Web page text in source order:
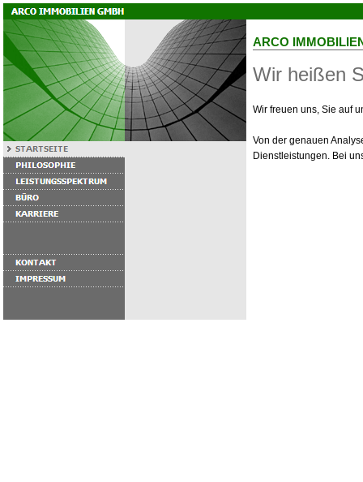
ARCO
Wir heißen
Wir freuen uns, Sie auf
Von der genauen
Dienstleistungen. Bei